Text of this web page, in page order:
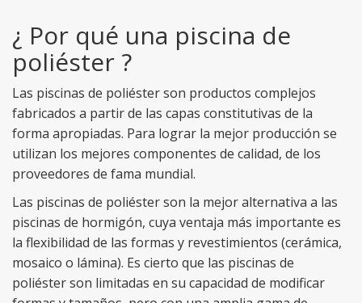
¿ Por qué una piscina de
poliéster ?
Las piscinas de poliéster son productos complejos
fabricados a partir de las capas constitutivas de la
forma apropiadas. Para lograr la mejor producción se
utilizan los mejores componentes de calidad, de los
proveedores de fama mundial.
Las piscinas de poliéster son la mejor alternativa a las
piscinas de hormigón, cuya ventaja más importante es
la flexibilidad de las formas y revestimientos (cerámica,
mosaico o lámina). Es cierto que las piscinas de
poliéster son limitadas en su capacidad de modificar